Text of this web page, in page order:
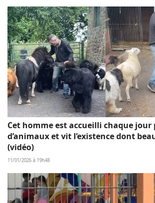
Cet homme est accueilli chaque
d’animaux et vit l’existence dont
(vidéo)
11/01/2026 à 19h48